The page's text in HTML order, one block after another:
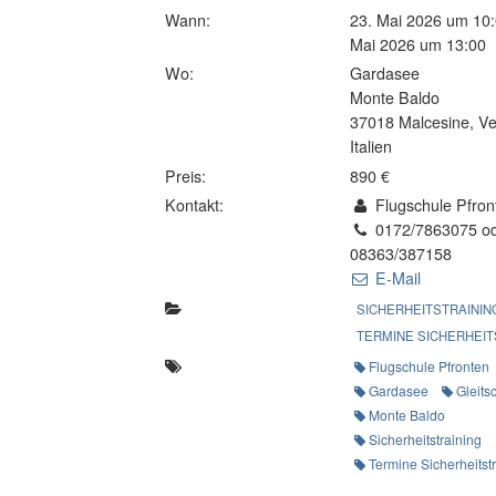
Wann:
23. Mai 2026 um
Mai 2026 um 13:00
Wo:
Gardasee
Monte Baldo
37018 Malcesine,
Italien
Preis:
890 €
Kontakt:
Flugschule
0172/7863075
08363/387158
E-Mail
TERMINE
Flugschule Pfronten
Gardasee
Monte Baldo
Sicherheitstraining
Termine